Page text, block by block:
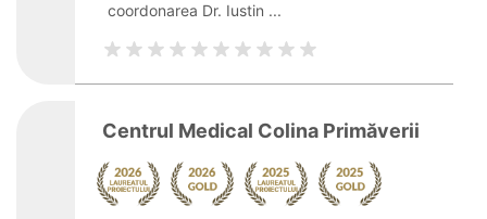
coordonarea Dr. Iustin ...
Centrul Medical Colina Primăverii